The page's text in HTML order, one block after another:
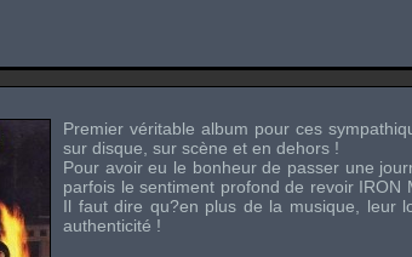
Premier véritable album pour ces
sur disque, sur scène et en dehors !
Pour avoir eu le bonheur de passer une
parfois le sentiment profond de revoir IRON
Il faut dire qu?en plus de la musique, leur
authenticité !